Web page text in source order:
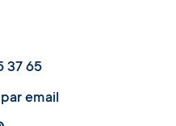
37 65
email